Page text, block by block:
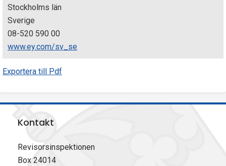
Stockholms län
Sverige
08-520 590 00
www.ey.com/sv_se
Exportera till Pdf
Kontakt
Revisorsinspektionen
Box 24014